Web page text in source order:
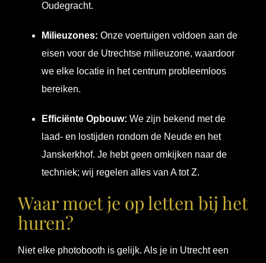
Oudegracht.
Milieuzones: Onze voertuigen voldoen aan de
eisen voor de Utrechtse milieuzone, waardoor
we elke locatie in het centrum probleemloos
bereiken.
Efficiënte Opbouw: We zijn bekend met de
laad- en lostijden rondom de Neude en het
Janskerkhof. Je hebt geen omkijken naar de
techniek; wij regelen alles van A tot Z.
Waar moet je op letten bij het
huren?
Niet elke photobooth is gelijk. Als je in Utrecht een